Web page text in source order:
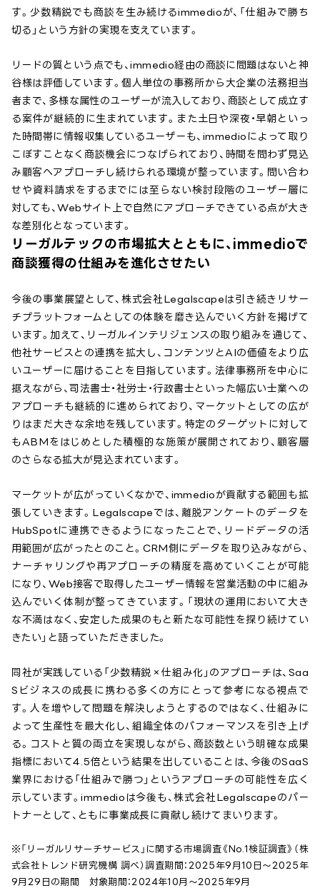
す。少数精鋭でも商談を生み続けるimmedioが、「仕組みで勝ち
切る」という方針の実現を支えています。
リードの質という点でも、immedio経由の商談に問題はないと神
谷様は評価しています。個人単位の事務所から大企業の法務担当
者まで、多様な属性のユーザーが流入しており、商談として成立す
る案件が継続的に生まれています。また土日や深夜・早朝といっ
た時間帯に情報収集しているユーザーも、immedioによって取り
こぼすことなく商談機会につなげられており、時間を問わず見込
み顧客へアプローチし続けられる環境が整っています。問い合わ
せや資料請求をするまでには至らない検討段階のユーザー層に
対しても、Webサイト上で自然にアプローチできている点が大き
な差別化となっています。
リーガルテックの市場拡大とともに、immedioで
商談獲得の仕組みを進化させたい
今後の事業展望として、株式会社Legalscapeは引き続きリサー
チプラットフォームとしての体験を磨き込んでいく方針を掲げて
います。加えて、リーガルインテリジェンスの取り組みを通じて、
他社サービスとの連携を拡大し、コンテンツとAIの価値をより広
いユーザーに届けることを目指しています。法律事務所を中心に
据えながら、司法書士・社労士・行政書士といった幅広い士業への
アプローチも継続的に進められており、マーケットとしての広が
りはまだ大きな余地を残しています。特定のターゲットに対して
もABMをはじめとした積極的な施策が展開されており、顧客層
のさらなる拡大が見込まれています。
マーケットが広がっていくなかで、immedioが貢献する範囲も拡
張していきます。Legalscapeでは、離脱アンケートのデータを
HubSpotに連携できるようになったことで、リードデータの活
用範囲が広がったとのこと。CRM側にデータを取り込みながら、
ナーチャリングや再アプローチの精度を高めていくことが可能
になり、Web接客で取得したユーザー情報を営業活動の中に組み
込んでいく体制が整ってきています。「現状の運用において大き
な不満はなく、安定した成果のもと新たな可能性を探り続けてい
きたい」と語っていただきました。
同社が実践している「少数精鋭×仕組み化」のアプローチは、Saa
Sビジネスの成長に携わる多くの方にとって参考になる視点で
す。人を増やして問題を解決しようとするのではなく、仕組みに
よって生産性を最大化し、組織全体のパフォーマンスを引き上げ
る。コストと質の両立を実現しながら、商談数という明確な成果
指標において4.5倍という結果を出していることは、今後のSaaS
業界における「仕組みで勝つ」というアプローチの可能性を広く
示しています。immedioは今後も、株式会社Legalscapeのパー
トナーとして、ともに事業成長に貢献し続けてまいります。
※「リーガルリサーチサービス」に関する市場調査《No.1検証調査》（株
式会社トレンド研究機構 調べ）調査期間：2025年9月10日～2025年
9月29日の期間 対象期間：2024年10月～2025年9月